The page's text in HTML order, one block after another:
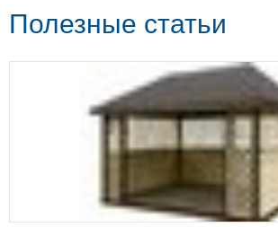
Полезные статьи